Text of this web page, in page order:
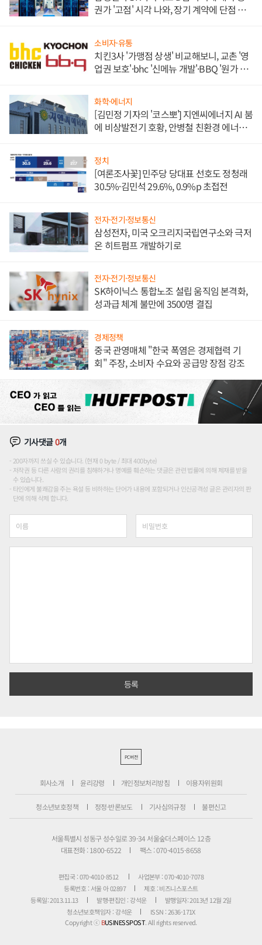
권가 '고점' 시각 나와, 장기 계약에 단점 부
소비자·유통
치킨3사 '가맹점 상생' 비교해보니, 교촌 '영
업권 보호'·bhc '신메뉴 개발'·BBQ '원가 부
화학·에너지
[김민정 기자의 '코스뽀'] 지엔씨에너지 AI 붐
에 비상발전기 호황, 안병철 친환경 에너지
정치
[여론조사꽃] 민주당 당대표 선호도 정청래
30.5%·김민석 29.6%, 0.9%p 초접전
전자·전기·정보통신
삼성전자, 미국 오크리지국립연구소와 극저
온 히트펌프 개발하기로
전자·전기·정보통신
SK하이닉스 통합노조 설립 움직임 본격화,
성과급 체계 불만에 3500명 결집
경제정책
중국 관영매체 "한국 폭염은 경제협력 기
회" 주장, 소비자 수요와 공급망 장점 강조
기사댓글0개
200자까지 쓰실 수 있습니다. (현재 0 byte / 최대 400byte)
저작권 등 다른 사람의 권리를 침해하거나 명예를 훼손하는 댓글은 관련 법률에 의해 제재를 받을
수 있습니다.
타인에게 불쾌감을 주는 욕설 등 비하하는 단어가 내용에 포함되거나 인신공격성 글은 관리자의 판
단에 의해 삭제 합니다.
PC버전
회사소개 윤리강령 개인정보처리방침 이용자위원회
청소년보호정책 정정·반론보도 기사심의규정 불편신고
서울특별시 성동구 성수일로 39-34 서울숲더스페이스 12층
대표전화 : 1800-6522
팩스 : 070-4015-8658
편집국 : 070-4010-8512
사업본부 : 070-4010-7078
등록번호 : 서울 아 02897
제호 : 비즈니스포스트
등록일: 2013.11.13
발행·편집인 : 강석운
발행일자: 2013년 12월 2일
청소년보호책임자 : 강석운
ISSN : 2636-171X
Copyright ⓒBUSINESSPOST. All rights reserved.